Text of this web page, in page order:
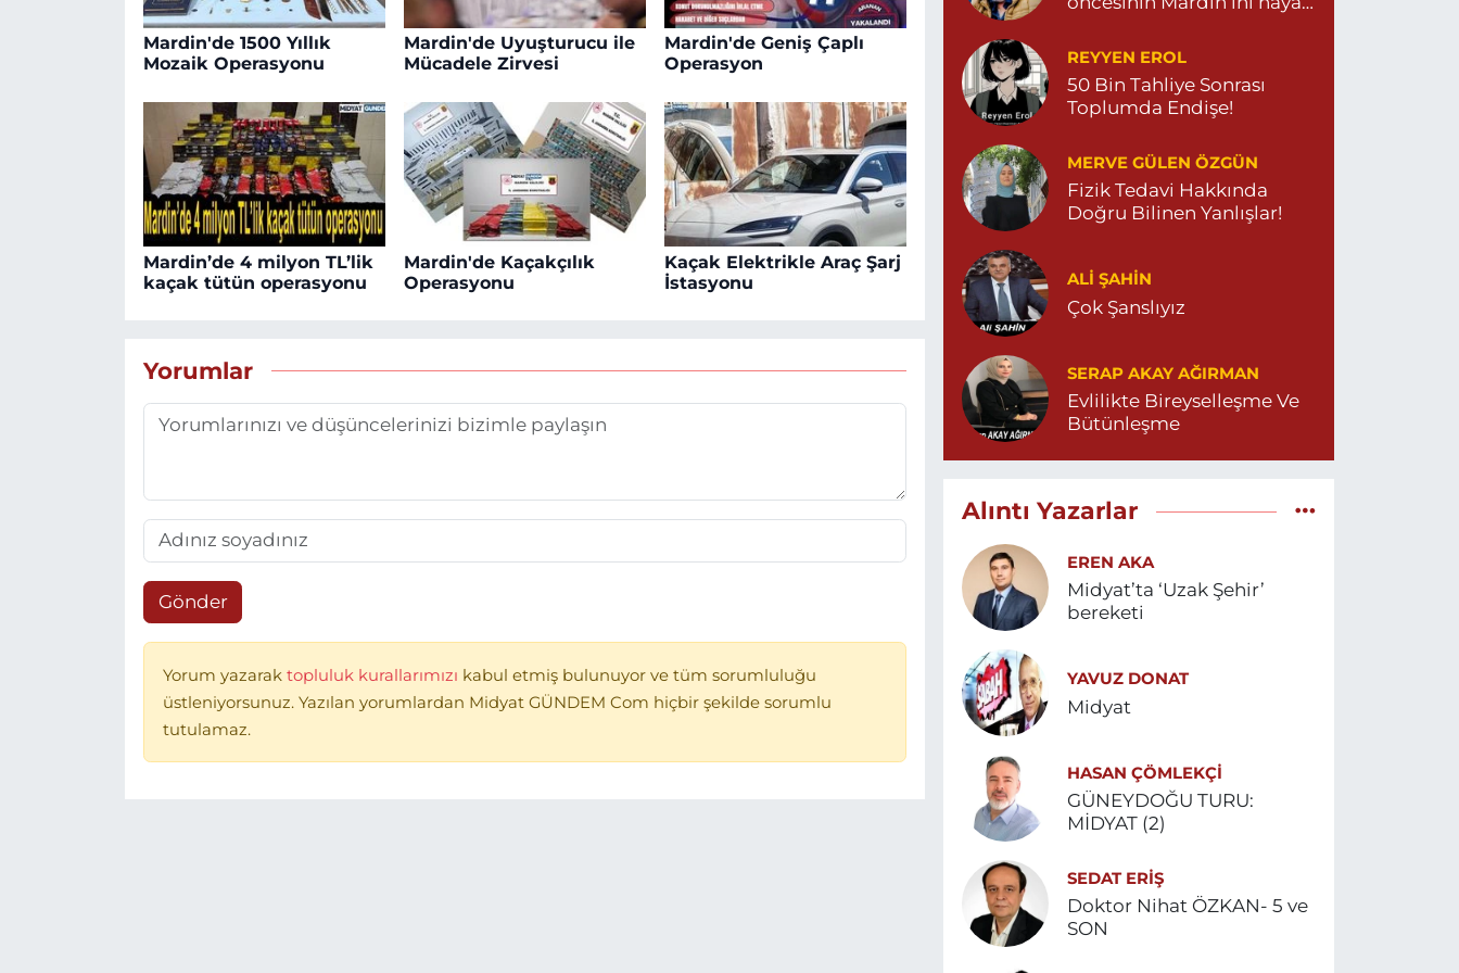
Mardin'de 1500 Yıllık
Mozaik Operasyonu
Mardin'de Uyuşturucu ile
Mücadele Zirvesi
Mardin'de Geniş Çaplı
Operasyon
Mardin’de 4 milyon TL’lik
kaçak tütün operasyonu
Mardin'de Kaçakçılık
Operasyonu
Kaçak Elektrikle Araç Şarj
İstasyonu
Yorumlar
Gönder
Yorum yazarak topluluk kurallarımızı kabul etmiş bulunuyor ve tüm sorumluluğu
üstleniyorsunuz. Yazılan yorumlardan Midyat GÜNDEM Com hiçbir şekilde sorumlu
tutulamaz.
REYYEN EROL
50 Bin Tahliye Sonrası
Toplumda Endişe!
MERVE GÜLEN ÖZGÜN
Fizik Tedavi Hakkında
Doğru Bilinen Yanlışlar!
ALI ŞAHİN
Çok Şanslıyız
SERAP AKAY AĞIRMAN
Evlilikte Bireyselleşme Ve
Bütünleşme
Alıntı Yazarlar
EREN AKA
Midyat’ta ‘Uzak Şehir’
bereketi
YAVUZ DONAT
Midyat
HASAN ÇÖMLEKÇİ
GÜNEYDOĞU TURU:
MİDYAT (2)
SEDAT ERİŞ
Doktor Nihat ÖZKAN- 5 ve
SON